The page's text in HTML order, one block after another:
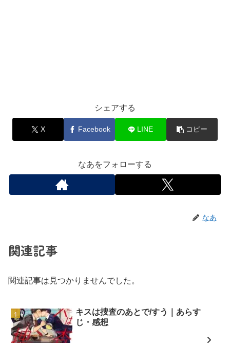
シェアする
X Facebook LINE コピー
なあをフォローする
なあ
関連記事
関連記事は見つかりませんでした。
キスは捜査のあとで/すう｜あらす
じ・感想